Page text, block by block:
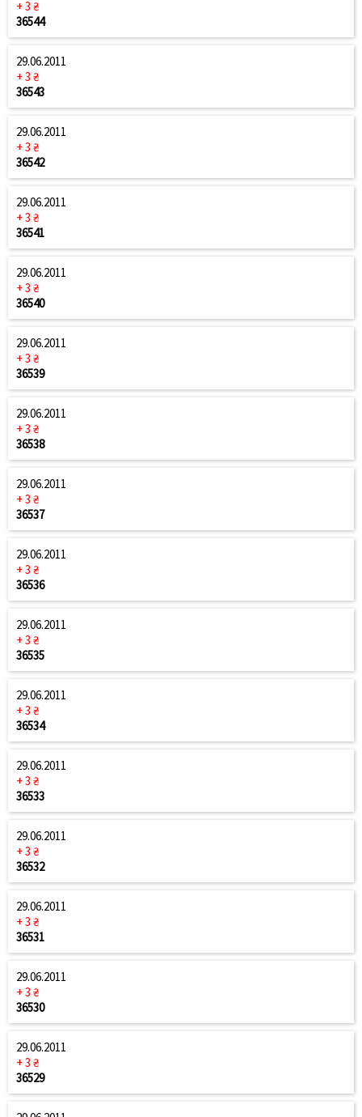
+ 3 ₴
36544
29.06.2011
+ 3 ₴
36543
29.06.2011
+ 3 ₴
36542
29.06.2011
+ 3 ₴
36541
29.06.2011
+ 3 ₴
36540
29.06.2011
+ 3 ₴
36539
29.06.2011
+ 3 ₴
36538
29.06.2011
+ 3 ₴
36537
29.06.2011
+ 3 ₴
36536
29.06.2011
+ 3 ₴
36535
29.06.2011
+ 3 ₴
36534
29.06.2011
+ 3 ₴
36533
29.06.2011
+ 3 ₴
36532
29.06.2011
+ 3 ₴
36531
29.06.2011
+ 3 ₴
36530
29.06.2011
+ 3 ₴
36529